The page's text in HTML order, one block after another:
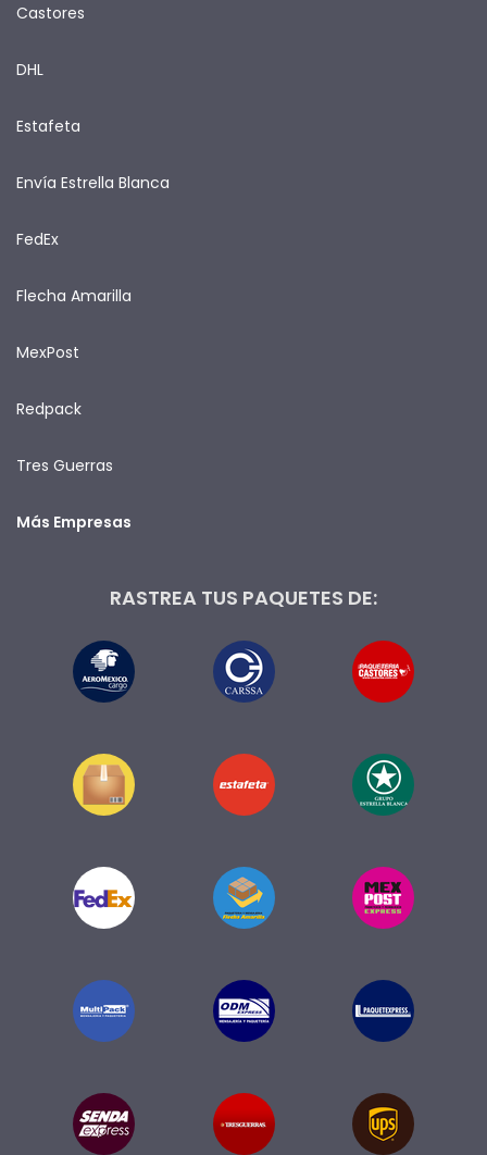
Castores
DHL
Estafeta
Envía Estrella Blanca
FedEx
Flecha Amarilla
MexPost
Redpack
Tres Guerras
Más Empresas
RASTREA TUS PAQUETES DE: